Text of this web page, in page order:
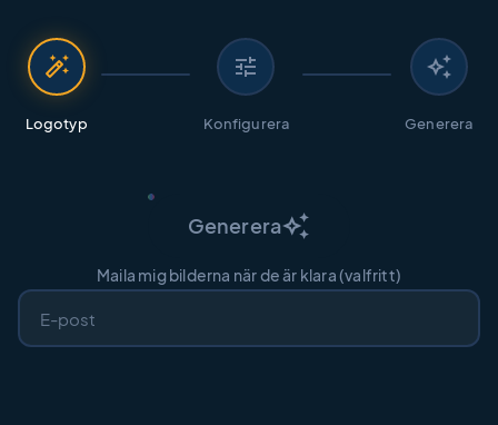
auto_fix_high
Logotyp
tune
Konfigurera
auto_awesome
Generera
Genereraauto_awesome
Maila mig bilderna när de är klara (valfritt)